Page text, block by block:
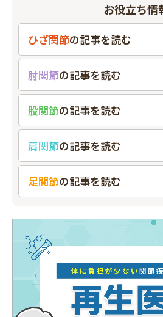
お役立ち情
ひざ関節の記事を読む
肘関節の記事を読む
股関節の記事を読む
肩関節の記事を読む
足関節の記事を読む